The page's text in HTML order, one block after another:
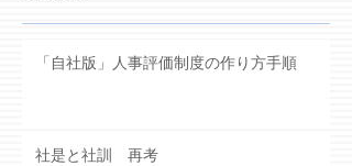
「自社版」人事評価制度の作り方手順
社是と社訓 再考